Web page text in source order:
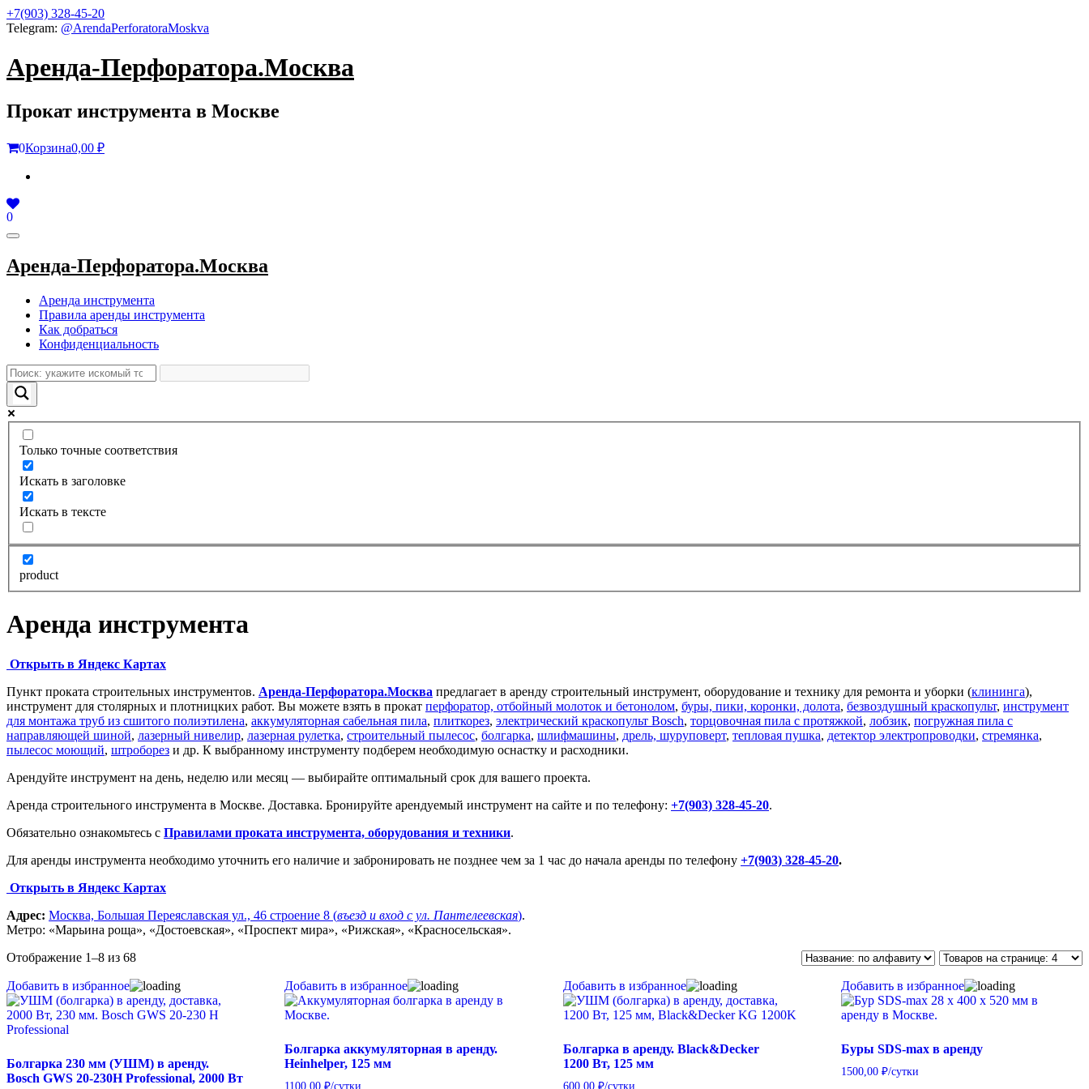
Skip
to
content
+7(903) 328-45-20
Telegram: @ArendaPerforatoraMoskva
Аренда-Перфоратора.Москва
Прокат инструмента в Москве
0Корзина0,00 ₽
0
Toggle
Аренда-Перфоратора.Москва
Аренда инструмента
Правила аренды инструмента
Как добраться
Конфиденциальность
Только точные соответствия
Искать в заголовке
Искать в тексте
product
Аренда инструмента
Открыть в Яндекс Картах
Пункт проката строительных инструментов. Аренда-Перфоратора.Москва предлагает в аренду строительный инструмент, оборудование и технику для ремонта и уборки (клининга),
инструмент для столярных и плотницких работ. Вы можете взять в прокат перфоратор, отбойный молоток и бетонолом, буры, пики, коронки, долота, безвоздушный краскопульт, инструмент
для монтажа труб из сшитого полиэтилена, аккумуляторная сабельная пила, плиткорез, электрический краскопульт Bosch, торцовочная пила с протяжкой, лобзик, погружная пила с
направляющей шиной, лазерный нивелир, лазерная рулетка, строительный пылесос, болгарка, шлифмашины, дрель, шуруповерт, тепловая пушка, детектор электропроводки, стремянка,
пылесос моющий, штроборез и др. К выбранному инструменту подберем необходимую оснастку и расходники.
Арендуйте инструмент на день, неделю или месяц — выбирайте оптимальный срок для вашего проекта.
Аренда строительного инструмента в Москве. Доставка. Бронируйте арендуемый инструмент на сайте и по телефону: +7(903) 328-45-20.
Обязательно ознакомьтесь с Правилами проката инструмента, оборудования и техники.
Для аренды инструмента необходимо уточнить его наличие и забронировать не позднее чем за 1 час до начала аренды по телефону +7(903) 328-45-20.
Открыть в Яндекс Картах
Адрес: Москва, Большая Переяславская ул., 46 строение 8 (въезд и вход с ул. Пантелеевская).
Метро: «Марьина роща», «Достоевская», «Проспект мира», «Рижская», «Красносельская».
Отображение 1–8 из 68
Добавить в избранное
Болгарка 230 мм (УШМ) в аренду.
Bosch GWS 20-230H Professional, 2000 Вт
Добавить в избранное
Болгарка аккумуляторная в аренду.
Heinhelper, 125 мм
1100,00₽/сутки
Добавить в избранное
Болгарка в аренду. Black&Decker
1200 Вт, 125 мм
600,00 ₽/сутки
Добавить в избранное
Буры SDS-max в аренду
1500,00 ₽/сутки